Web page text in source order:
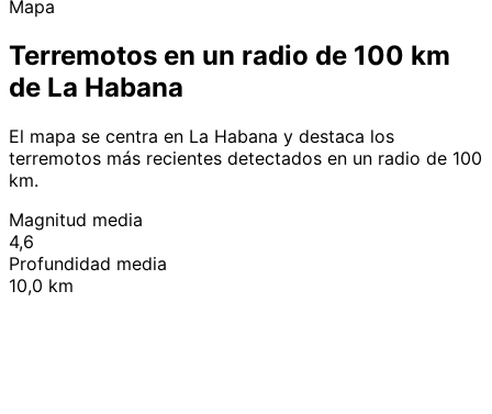
Mapa
Terremotos en un radio de 100 km
de La Habana
El mapa se centra en La Habana y destaca los
terremotos más recientes detectados en un radio de 100
km.
Magnitud media
4,6
Profundidad media
10,0 km